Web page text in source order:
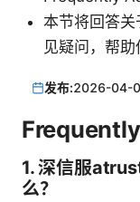
本节将回答
见疑问，帮助
发布:2026-04-
1. 深信服
么？